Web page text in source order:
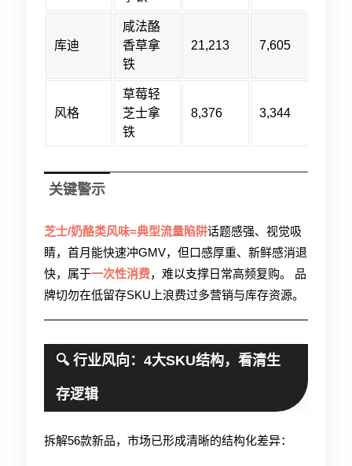
库迪
咸法酪
香草拿
铁
21,213 7,605
风格
草莓轻
芝士拿
铁
8,376 3,344
关键警示
芝士/奶酪类风味=典型流量陷阱话题感强、视觉吸
睛，首月能快速冲GMV，但口感厚重、新鲜感消退
快，属于一次性消费，难以支撑日常高频复购。 品
牌切勿在低留存SKU上浪费过多营销与库存资源。
🔍 行业风向：4大SKU结构，看清生
存逻辑
拆解56款新品，市场已形成清晰的结构化差异：